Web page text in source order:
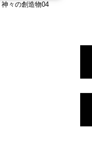
々の創造物04